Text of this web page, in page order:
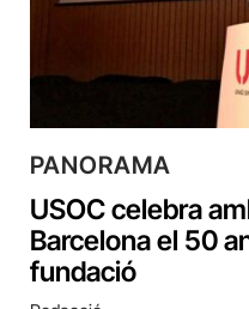
PANORAMA
USOC celebra
Barcelona el 50
fundació